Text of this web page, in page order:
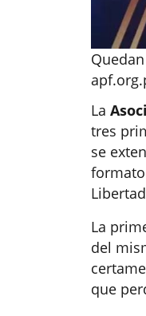
La
tres
se
La
del
que